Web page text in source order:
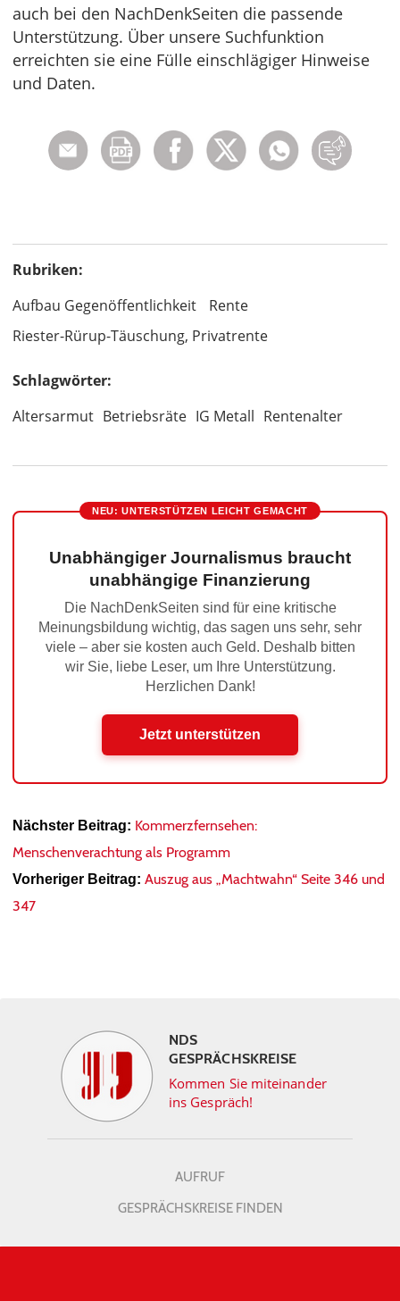
auch bei den NachDenkSeiten die passende
Unterstützung. Über unsere Suchfunktion
erreichten sie eine Fülle einschlägiger Hinweise
und Daten.
Rubriken:
Aufbau Gegenöffentlichkeit
Rente
Riester-Rürup-Täuschung, Privatrente
Schlagwörter:
Altersarmut Betriebsräte IG Metall Rentenalter
NEU: UNTERSTÜTZEN LEICHT GEMACHT
Unabhängiger Journalismus braucht
unabhängige Finanzierung
Die NachDenkSeiten sind für eine kritische
Meinungsbildung wichtig, das sagen uns sehr, sehr
viele – aber sie kosten auch Geld. Deshalb bitten
wir Sie, liebe Leser, um Ihre Unterstützung.
Herzlichen Dank!
Jetzt unterstützen
Nächster Beitrag: Kommerzfernsehen:
Menschenverachtung als Programm
Vorheriger Beitrag: Auszug aus „Machtwahn“ Seite 346 und
347
NDS
GESPRÄCHSKREISE
Kommen Sie miteinander
ins Gespräch!
AUFRUF
GESPRÄCHSKREISE FINDEN